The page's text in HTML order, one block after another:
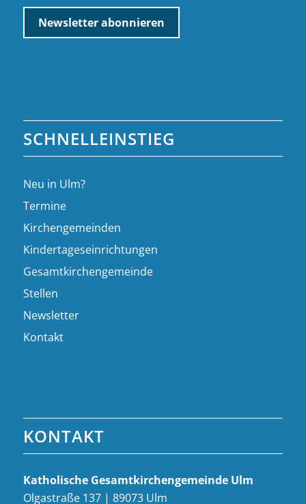
SCHNELLEINSTIEG
Neu in Ulm?
Termine
Kirchengemeinden
Kindertageseinrichtungen
Gesamtkirchengemeinde
Stellen
Newsletter
Kontakt
KONTAKT
Katholische Gesamt­kirchen­gemeinde Ulm
Olgastraße 137 | 89073 Ulm